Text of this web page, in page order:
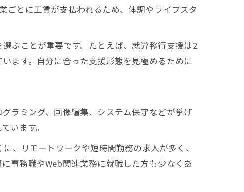
ごとに工賃が支払われるため、体調やライフスタ
ぶことが重要です。たとえば、就労移行支援は2
ます。自分に合った支援形態を見極めるために
ラミング、画像編集、システム保守などが挙げ
います。
、リモートワークや短時間勤務の求人が多く、
事務職やWeb関連業務に就職した方も少なくあ